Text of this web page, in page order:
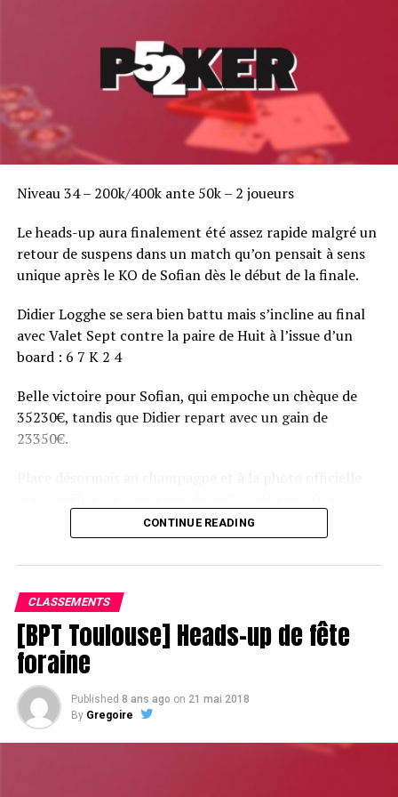
Rebecca Gerin 42.400
Stéphane Albertini 33.200
Ludovic Sultan 30.600
Jonathan Godou 27.600
Rémi Marrale 20.700
RELATED TOPICS:
UP NEXT
WPT National Series Ile Maurice fin du jour 1 A : Fabrice
Ricci chipleader
Rebecca Gerin élimine Philippe Ktorza
Niveau 34 – 200k/400k ante 50k – 2 joueurs
Le heads-up aura finalement été assez rapide malgré un
retour de suspens dans un match qu’on pensait à sens
unique après le KO de Sofian dès le début de la finale.
Didier Logghe se sera bien battu mais s’incline au final
avec Valet Sept contre la paire de Huit à l’issue d’un
board : 6 7 K 2 4
Belle victoire pour Sofian, qui empoche un chèque de
35230€, tandis que Didier repart avec un gain de
23350€.
CONTINUE READING
CLASSEMENTS
[BPT Toulouse] Heads-up de fête
foraine
Published 8 ans ago on 21 mai 2018
By Gregoire